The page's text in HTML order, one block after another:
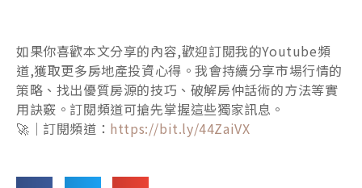
如果你喜歡本文分享的內容,歡迎訂閱我的Youtube頻
道,獲取更多房地產投資心得。我會持續分享市場行情的
策略、找出優質房源的技巧、破解房仲話術的方法等實
用訣竅。訂閱頻道可搶先掌握這些獨家訊息。
🚀｜訂閱頻道： https://bit.ly/44ZaiVX